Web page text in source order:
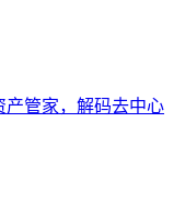
产管家，解码去中心